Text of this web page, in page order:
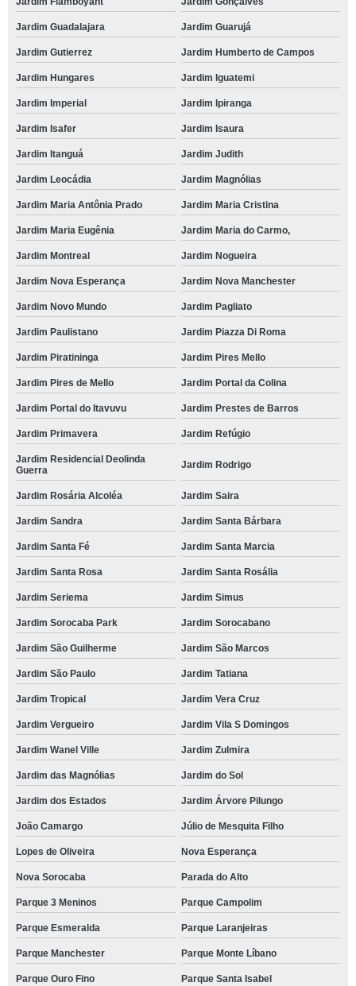
Jardim Guadalajara Jardim Guarujá
Jardim Gutierrez Jardim Humberto de Campos
Jardim Hungares Jardim Iguatemi
Jardim Imperial Jardim Ipiranga
Jardim Isafer Jardim Isaura
Jardim Itanguá Jardim Judith
Jardim Leocádia Jardim Magnólias
Jardim Maria Antônia Prado Jardim Maria Cristina
Jardim Maria Eugênia Jardim Maria do Carmo,
Jardim Montreal Jardim Nogueira
Jardim Nova Esperança Jardim Nova Manchester
Jardim Novo Mundo Jardim Pagliato
Jardim Paulistano Jardim Piazza Di Roma
Jardim Piratininga Jardim Pires Mello
Jardim Pires de Mello Jardim Portal da Colina
Jardim Portal do Itavuvu Jardim Prestes de Barros
Jardim Primavera Jardim Refúgio
Jardim Residencial Deolinda
Guerra
Jardim Rodrigo
Jardim Rosária Alcoléa Jardim Saira
Jardim Sandra Jardim Santa Bárbara
Jardim Santa Fé Jardim Santa Marcia
Jardim Santa Rosa Jardim Santa Rosália
Jardim Seriema Jardim Simus
Jardim Sorocaba Park Jardim Sorocabano
Jardim São Guilherme Jardim São Marcos
Jardim São Paulo Jardim Tatiana
Jardim Tropical Jardim Vera Cruz
Jardim Vergueiro Jardim Vila S Domingos
Jardim Wanel Ville Jardim Zulmira
Jardim das Magnólias Jardim do Sol
Jardim dos Estados Jardim Árvore Pilungo
João Camargo Júlio de Mesquita Filho
Lopes de Oliveira Nova Esperança
Nova Sorocaba Parada do Alto
Parque 3 Meninos Parque Campolim
Parque Esmeralda Parque Laranjeiras
Parque Manchester Parque Monte Líbano
Parque Ouro Fino Parque Santa Isabel